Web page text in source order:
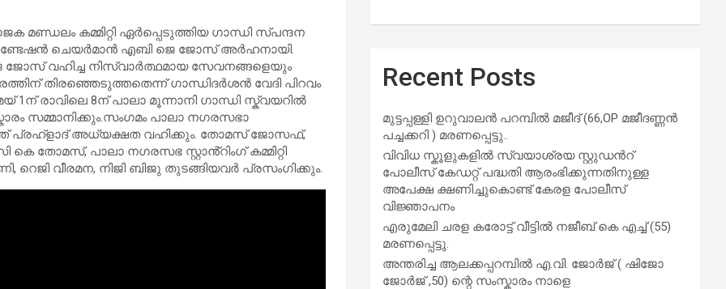
മണ്ഡലം കമ്മിറ്റി ഏർപ്പെടുത്തിയ ഗാന്ധി സ്പന്ദന
ചെയർമാൻ എബി ജെ ജോസ് അർഹനായി.
ജോസ് വഹിച്ച നിസ്വാർത്ഥമായ സേവനങ്ങളെയും
തിരഞ്ഞെടുത്തതെന്ന് ഗാന്ധിദർശൻ വേദി പിറവം
രാവിലെ 8ന് പാലാ മൂന്നാനി ഗാന്ധി സ്ക്വയറിൽ
സമ്മാനിക്കും.സംഗമം പാലാ നഗരസഭാ
പ്രഹ്ളാദ് അധ്യക്ഷത വഹിക്കും. തോമസ് ജോസഫ്,
തോമസ്, പാലാ നഗരസഭ സ്റ്റാൻ്റിംഗ് കമ്മിറ്റി
വീരമന, നിജി ബിജു തുടങ്ങിയവർ പ്രസംഗിക്കും.
Recent Posts
മുട്ടപ്പള്ളി ഉറുവാലൻ പറമ്പിൽ മജീദ് (66,OP മജീദണ്ണൻ
പച്ചക്കറി ) മരണപ്പെട്ടു..
വിവിധ സ്കൂളുകളില്‍ സ്വയാശ്രയ സ്റ്റുഡന്‍റ്
പോലീസ് കേഡറ്റ് പദ്ധതി ആരംഭിക്കുന്നതിനുള്ള
അപേക്ഷ ക്ഷണിച്ചുകൊണ്ട് കേരള പോലീസ്
വിജ്ഞാപനം
എരുമേലി ചരള കരോട്ട് വീട്ടിൽ നജീബ് കെ എച്ച് (55)
മരണപ്പെട്ടു.
അന്തരിച്ച ആ​ല​ക്ക​പ്പ​റമ്പിൽ​ എ.​വി. ജോ​ർ​ജ് ( ഷിജോ
ജോർജ് ,50) ന്റെ സംസ്കാരം നാളെ